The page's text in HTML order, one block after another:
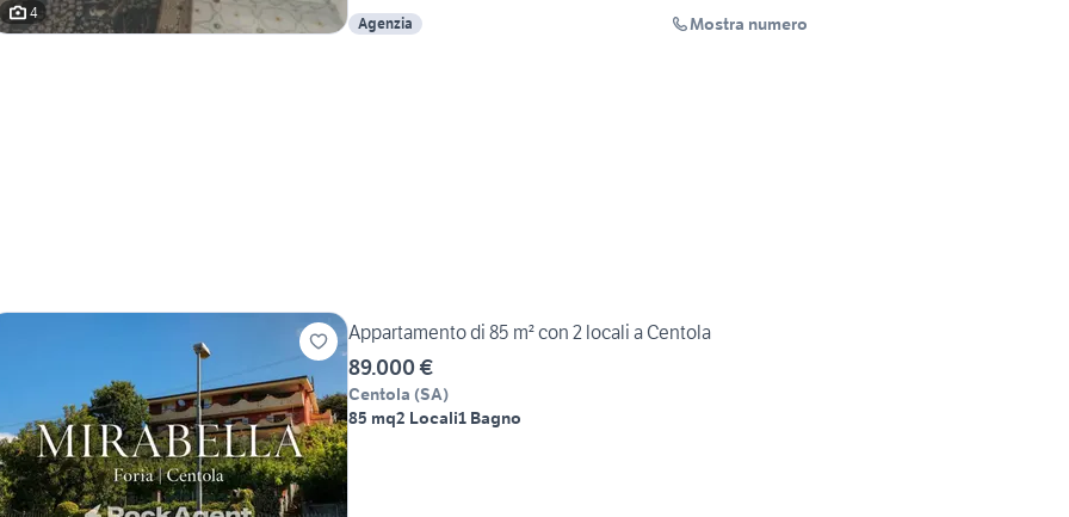
4
Agenzia Mostra numero
Appartamento di 85 m² con 2 locali a Centola
89.000 €
Centola (SA)
85 mq2 Locali1 Bagno